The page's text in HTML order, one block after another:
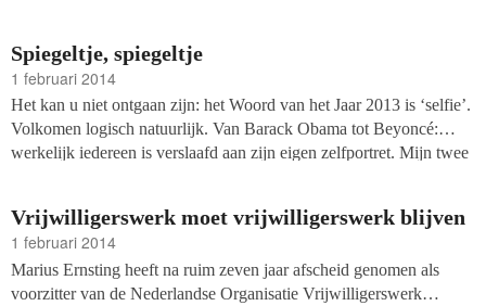
Spiegeltje, spiegeltje
1 februari 2014
Het kan u niet ontgaan zijn: het Woord van het Jaar 2013 is ‘selfie’.
Volkomen logisch natuurlijk. Van Barack Obama tot Beyoncé:
werkelijk iedereen is verslaafd aan zijn eigen zelfportret. Mijn twee
Vrijwilligerswerk moet vrijwilligerswerk blijven
1 februari 2014
Marius Ernsting heeft na ruim zeven jaar afscheid genomen als
voorzitter van de Nederlandse Organisatie Vrijwilligerswerk